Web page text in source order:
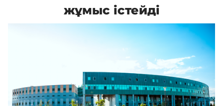
Заңнама және кадрлармен қамтамасыз ету
Байланыс
жұмыс істейді